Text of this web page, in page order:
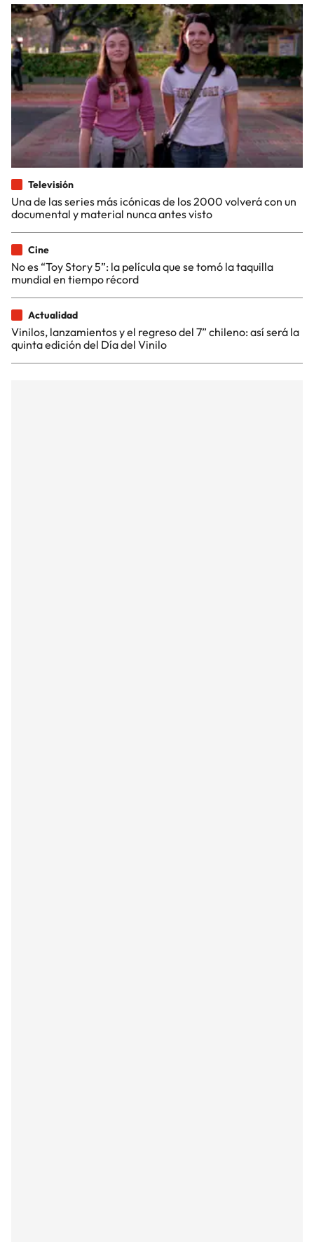
Televisión
Una de las series más icónicas de los 2000 volverá con un
documental y material nunca antes visto
Cine
No es “Toy Story 5”: la película que se tomó la taquilla
mundial en tiempo récord
Actualidad
Vinilos, lanzamientos y el regreso del 7” chileno: así será la
quinta edición del Día del Vinilo